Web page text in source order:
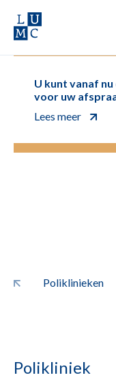
U kunt vanaf
voor uw
Lees meer
Poliklinieken
Polikliniek